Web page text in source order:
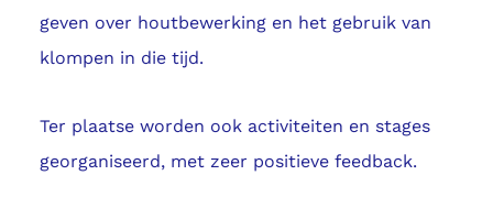
geven over houtbewerking en het gebruik van
klompen in die tijd.
Ter plaatse worden ook activiteiten en stages
georganiseerd, met zeer positieve feedback.